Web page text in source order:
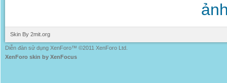
Skin By 2mit.org
Diễn đàn sử dụng XenForo™ ©2011 XenForo Ltd.
XenForo skin by XenFocus